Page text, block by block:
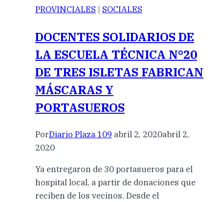
PROVINCIALES | SOCIALES
DOCENTES SOLIDARIOS DE
LA ESCUELA TÉCNICA N°20
DE TRES ISLETAS FABRICAN
MÁSCARAS Y
PORTASUEROS
PorDiario Plaza 109 abril 2, 2020abril 2,
2020
Ya entregaron de 30 portasueros para el
hospital local, a partir de donaciones que
reciben de los vecinos. Desde el